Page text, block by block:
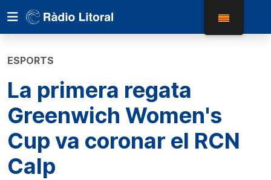
ESPORTS
La primera regata
Greenwich Women's
Cup va coronar el RCN
Calp